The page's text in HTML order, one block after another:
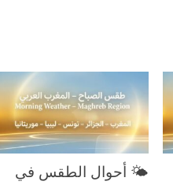
🌤️ أحوال الطقس في